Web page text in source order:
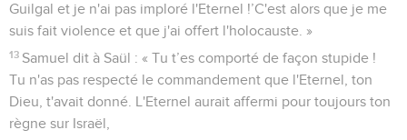
Guilgal et je n'ai pas imploré l'Eternel !’C'est alors que je me
suis fait violence et que j'ai offert l'holocauste. »
13 Samuel dit à Saül : « Tu t’es comporté de façon stupide !
Tu n'as pas respecté le commandement que l'Eternel, ton
Dieu, t'avait donné. L'Eternel aurait affermi pour toujours ton
règne sur Israël,